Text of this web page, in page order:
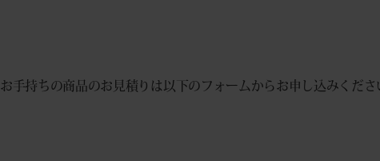
お手持ちの商品のお見積りは以下のフォームからお申し込みくださ